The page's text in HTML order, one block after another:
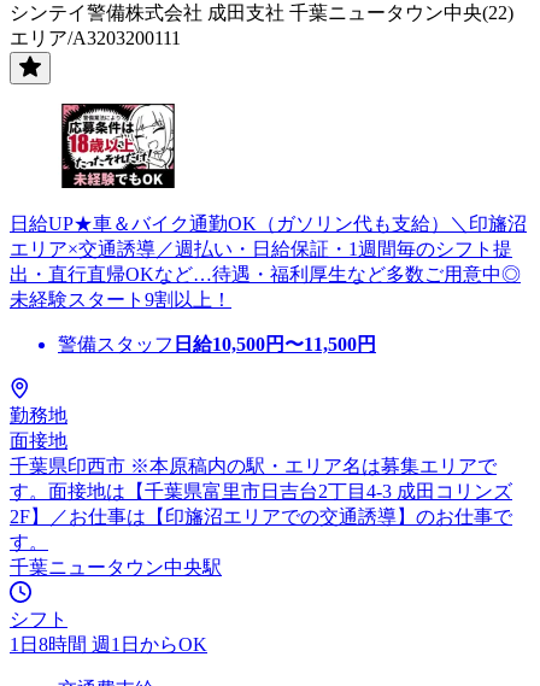
シンテイ警備株式会社 成田支社 千葉ニュータウン中央(22)
エリア/A3203200111
日給UP★車＆バイク通勤OK（ガソリン代も支給）＼印旛沼
エリア×交通誘導／週払い・日給保証・1週間毎のシフト提
出・直行直帰OKなど…待遇・福利厚生など多数ご用意中◎
未経験スタート9割以上！
警備スタッフ 日給10,500円〜11,500円
勤務地
面接地
千葉県印西市 ※本原稿内の駅・エリア名は募集エリアで
す。面接地は【千葉県富里市日吉台2丁目4-3 成田コリンズ
2F】／お仕事は【印旛沼エリアでの交通誘導】のお仕事で
す。
千葉ニュータウン中央駅
シフト
1日8時間 週1日からOK